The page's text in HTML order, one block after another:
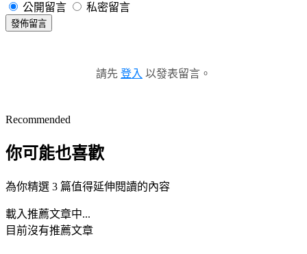
公開留言 私密留言
發佈留言
請先 登入 以發表留言。
Recommended
你可能也喜歡
為你精選 3 篇值得延伸閱讀的內容
載入推薦文章中...
目前沒有推薦文章